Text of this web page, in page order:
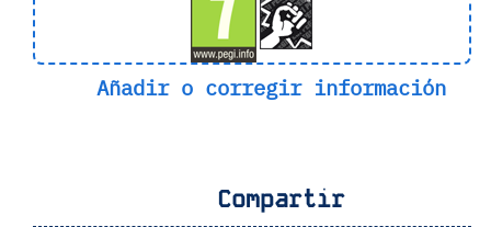
Añadir o corregir información
Compartir